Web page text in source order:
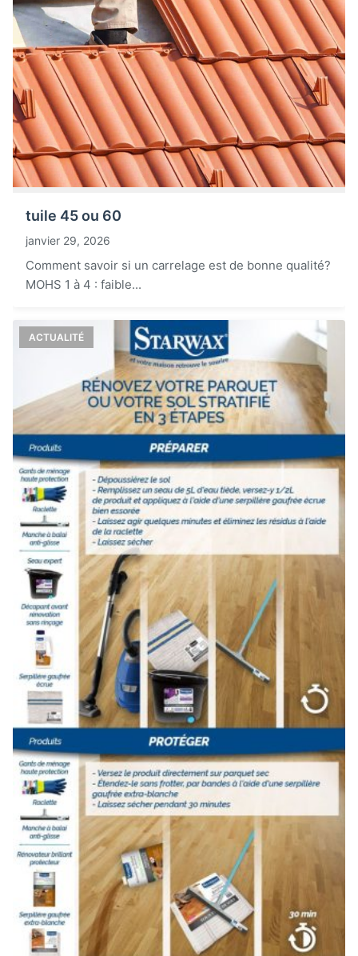
tuile 45 ou 60
janvier 29, 2026
Comment savoir si un carrelage est de bonne qualité?
MOHS 1 à 4 : faible...
ACTUALITÉ